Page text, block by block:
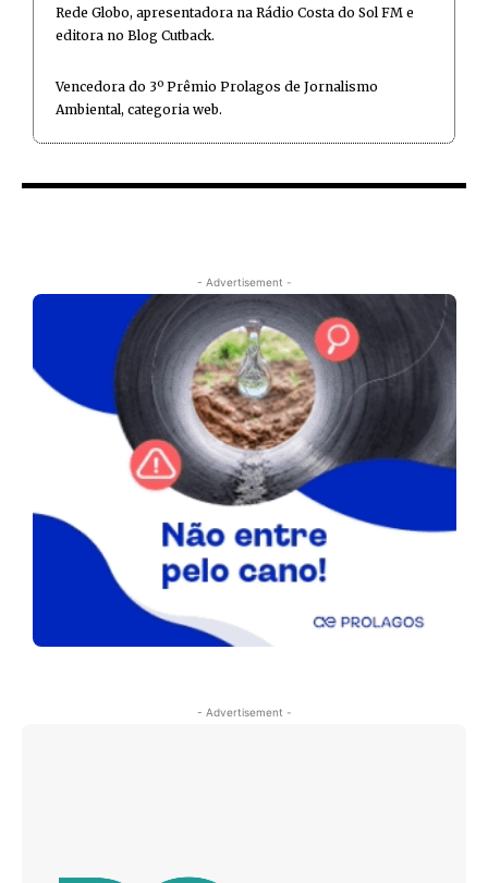
Rede Globo, apresentadora na Rádio Costa do Sol FM e
editora no Blog Cutback.
Vencedora do 3º Prêmio Prolagos de Jornalismo
Ambiental, categoria web.
- Advertisement -
- Advertisement -